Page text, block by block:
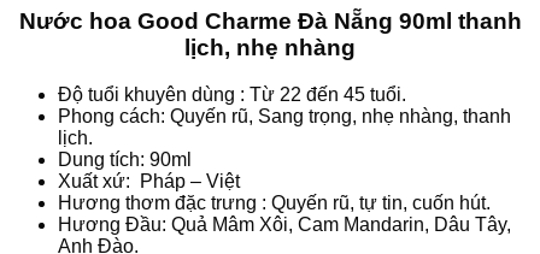
Nước hoa Good Charme Đà Nẵng 90ml thanh
lịch, nhẹ nhàng
Độ tuổi khuyên dùng : Từ 22 đến 45 tuổi.
Phong cách: Quyến rũ, Sang trọng, nhẹ nhàng, thanh
lịch.
Dung tích: 90ml
Xuất xứ: Pháp – Việt
Hương thơm đặc trưng : Quyến rũ, tự tin, cuốn hút.
Hương Đầu: Quả Mâm Xôi, Cam Mandarin, Dâu Tây,
Anh Đào.